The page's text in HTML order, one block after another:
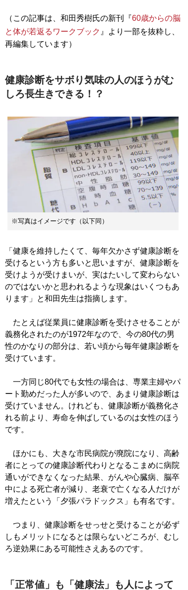
（この記事は、和田秀樹氏の新刊『60歳からの脳
と体が若返るワークブック 』より一部を抜粋し、
再編集しています）
健康診断をサボり気味の人のほうがむ
しろ長生きできる！？
※写真はイメージです（以下同）
「健康を維持したくて、毎年欠かさず健康診断を
受けるという方も多いと思いますが、健康診断を
受けようが受けまいが、実はたいして変わらない
のではないかと思われるような現象はいくつもあ
ります」と和田先生は指摘します。
たとえば従業員に健康診断を受けさせることが
義務化されたのが1972年なので、今の80代の男
性のかなりの部分は、若い頃から毎年健康診断を
受けています。
一方同じ80代でも女性の場合は、専業主婦やパ
ート勤めだった人が多いので、あまり健康診断は
受けていません。けれども、健康診断が義務化さ
れる前より、寿命を伸ばしているのは女性のほう
です。
ほかにも、大きな市民病院が廃院になり、高齢
者にとっての健康診断代わりとなるこまめに病院
通いができなくなった結果、がんや心臓病、脳卒
中による死亡者が減り、老衰で亡くなる人だけが
増えたという「夕張パラドックス」も有名です。
つまり、健康診断をせっせと受けることが必ず
しもメリットになるとは限らないどころが、むし
ろ逆効果にある可能性さえあるのです。
「正常値」も「健康法」も人によって